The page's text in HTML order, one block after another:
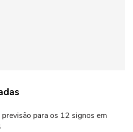
para os 12 signos em